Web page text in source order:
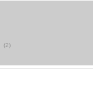
(2)